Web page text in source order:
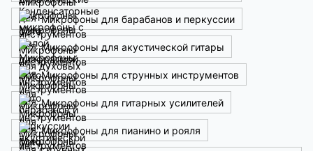
Микрофоны для барабанов и перкуссии
Микрофоны для акустической гитары
Микрофоны для струнных инструментов
Микрофоны для гитарных усилителей
Микрофоны для пианино и рояля